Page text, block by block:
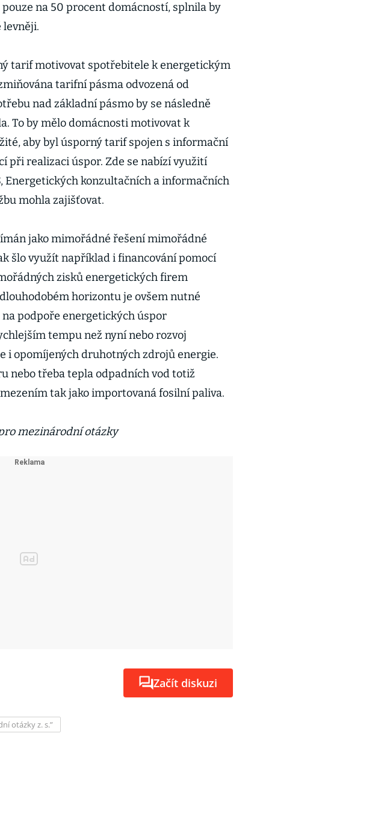
na 50 procent domácností, splnila by
levněji.
tarif motivovat spotřebitele k energetickým
tarifní pásma odvozená od
nad základní pásmo by se následně
To by mělo domácnosti motivovat k
aby byl úsporný tarif spojen s informační
při realizaci úspor. Zde se nabízí využití
Energetických konzultačních a informačních
mohla zajišťovat.
jako mimořádné řešení mimořádné
šlo využít například i financování pomocí
zisků energetických firem
horizontu je ovšem nutné
podpoře energetických úspor
tempu než nyní nebo rozvoj
i opomíjených druhotných zdrojů energie.
nebo třeba tepla odpadních vod totiž
tak jako importovaná fosilní paliva.
mezinárodní otázky
Začít diskuzi
otázky z. s.”